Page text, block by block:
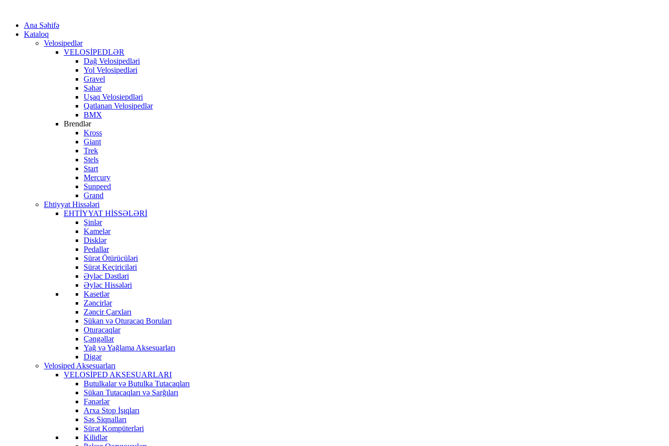
Ana Səhifə
Kataloq
Velosipedlər
VELOSİPEDLƏR
Dağ Velosipedləri
Yol Velosipedləri
Gravel
Şəhər
Uşaq Velosiepdləri
Qatlanan Velosipedlər
BMX
Brendlər
Kross
Giant
Trek
Stels
Start
Mercury
Sunpeed
Grand
Ehtiyyat Hissələri
EHTİYYAT HİSSƏLƏRİ
Şinlər
Kamelər
Disklər
Pedallar
Sürət Ötürücüləri
Sürət Keçiriciləri
Əyləc Dəstləri
Əyləc Hissələri
Kasetlər
Zəncirlər
Zəncir Çarxları
Sükan və Oturacaq Boruları
Oturacaqlar
Çəngəllər
Yağ və Yağlama Aksesuarları
Digər
Velosiped Aksesuarları
VELOSİPED AKSESUARLARI
Butulkalar və Butulka Tutacaqları
Sükan Tutacaqları və Sarğıları
Fənərlər
Arxa Stop İşıqları
Səs Siqnalları
Sürət Kompüterləri
Kilidlər